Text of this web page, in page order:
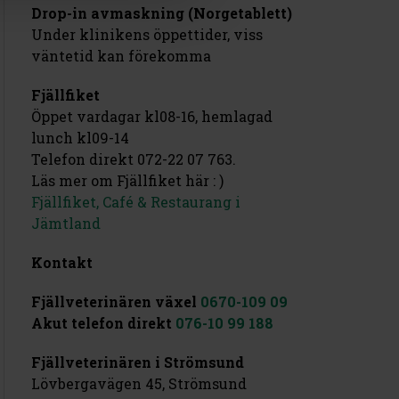
Drop-in avmaskning (Norgetablett)
Under klinikens öppettider, viss
väntetid kan förekomma
Fjällfiket
Öppet vardagar kl08-16, hemlagad
lunch kl09-14
Telefon direkt 072-22 07 763.
Läs mer om Fjällfiket här : )
Fjällfiket, Café & Restaurang i
Jämtland
Kontakt
Fjällveterinären växel 0670-109 09
Akut telefon direkt 076-10 99 188
Fjällveterinären i Strömsund
Lövbergavägen 45, Strömsund